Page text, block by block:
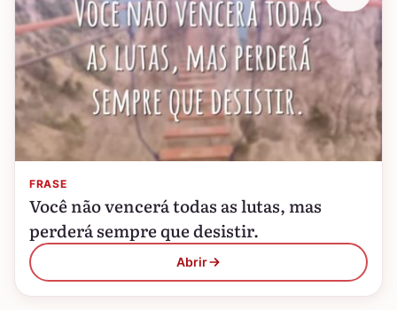
FRASE
Você não vencerá todas as lutas, mas
perderá sempre que desistir.
Abrir